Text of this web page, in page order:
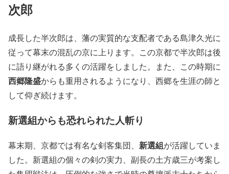
次郎
成長した半次郎は、藩の実質的な支配者である島津久光に
従って幕末の混乱の京に上ります。この京都で半次郎は後
に語り継がれる多くの活躍をしました。また、この時期に
西郷隆盛からも重用されるようになり、西郷を生涯の師と
して仰ぎ続けます。
新選組からも恐れられた人斬り
幕末期、京都では有名な剣客集団、 新選組が活躍していま
した。新選組の個々の剣の実力、副長の土方歳三が考案し